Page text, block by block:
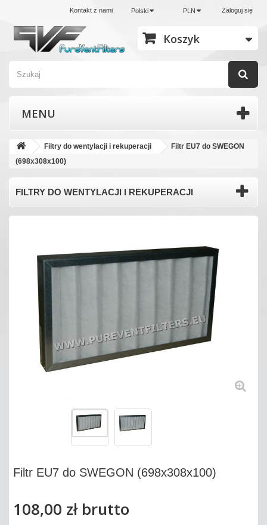
Zaloguj się
PLN
Polski
Kontakt z nami
Koszyk
MENU
Filtry do wentylacji i rekuperacji
Filtr EU7 do SWEGON
(698x308x100)
FILTRY DO WENTYLACJI I REKUPERACJI
Filtr EU7 do SWEGON (698x308x100)
108,00 złbrutto